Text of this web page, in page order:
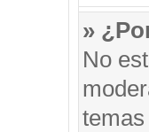
»
No